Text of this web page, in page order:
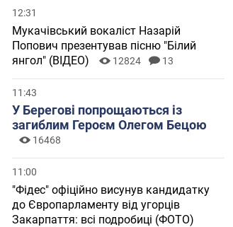
12:31
Мукачівський вокаліст Назарій
Попович презентував пісню "Білий
янгол" (ВІДЕО)
12824 13
11:43
У Берегові попрощаються із
загиблим Героєм Олегом Бецою
16468
11:00
"Фідес" офіційно висунув кандидатку
до Європарламенту від угорців
Закарпаття: всі подробиці (ФОТО)